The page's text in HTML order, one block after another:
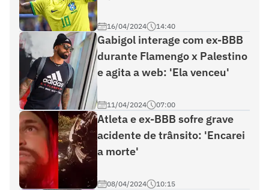
16/04/2024 14:40
Gabigol interage com ex-BBB
durante Flamengo x Palestino
e agita a web: 'Ela venceu'
11/04/2024 07:00
Atleta e ex-BBB sofre grave
acidente de trânsito: 'Encarei
a morte'
08/04/2024 10:15